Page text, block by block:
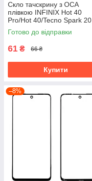
Скло тачскрину з OCA
плівкою INFINIX Hot 40
Pro/Hot 40/Tecno Spark 20
Pro/Pova 5 (2023) чорне, з
олеофобним покриттям,
загартоване
Готово до відправки
61 ₴ 66 ₴
Купити
–8%